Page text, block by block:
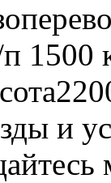
1500
и